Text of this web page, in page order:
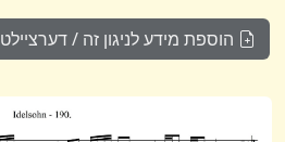
הוספת מידע לניגון זה / דערציילט